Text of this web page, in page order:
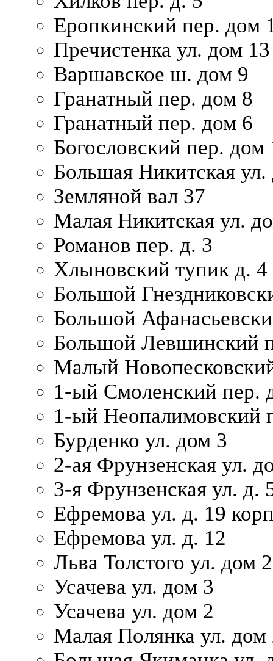
Еропкинский пер. дом
Пречистенка ул. дом 13
Варшавское ш. дом 9
Гранатный пер. дом 8
Гранатный пер. дом 6
Богословский пер.
Большая Никитская
Земляной вал 37
Малая Никитская ул.
Романов пер. д. 3
Хлыновский тупик д. 4
Большой
Большой
Большой Левшинский
Малый
1-ый Смоленский пер.
1-ый Неопалимовский
Бурденко ул. дом 3
2-ая Фрунзенская ул.
3-я Фрунзенская ул. д.
Ефремова ул. д. 19
Ефремова ул. д. 12
Льва Толстого ул. дом
Усачева ул. дом 3
Усачева ул. дом 2
Малая Полянка ул. дом